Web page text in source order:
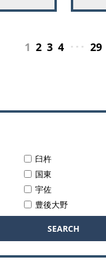
1 2 3 4 ･･･ 29
臼杵
国東
宇佐
豊後大野